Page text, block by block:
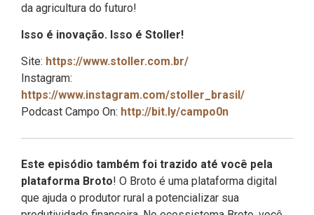
da agricultura do futuro!
Isso é inovação. Isso é Stoller!
Site: https://www.stoller.com.br/
Instagram:
https://www.instagram.com/stoller_brasil/
Podcast Campo On: http://bit.ly/campo0n
Este episódio também foi trazido até você pela
plataforma Broto! O Broto é uma plataforma digital
que ajuda o produtor rural a potencializar sua